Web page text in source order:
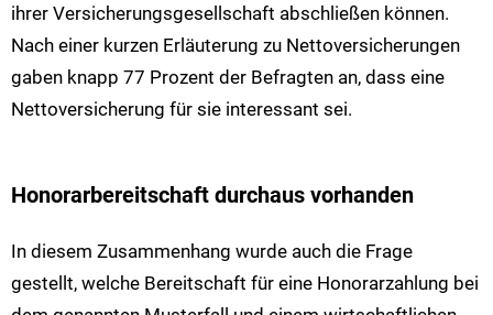
ihrer Versicherungsgesellschaft abschließen können.
Nach einer kurzen Erläuterung zu Nettoversicherungen
gaben knapp 77 Prozent der Befragten an, dass eine
Nettoversicherung für sie interessant sei.
Honorarbereitschaft durchaus vorhanden
In diesem Zusammenhang wurde auch die Frage
gestellt, welche Bereitschaft für eine Honorarzahlung bei